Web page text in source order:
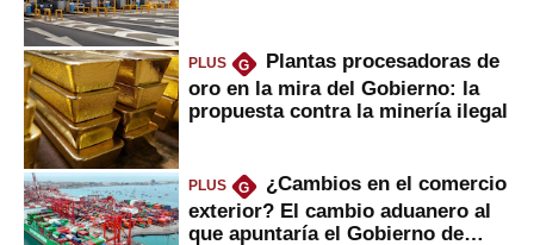
PLUS G
Plantas procesadoras de
oro en la mira del Gobierno: la
propuesta contra la minería ilegal
PLUS G
¿Cambios en el comercio
exterior? El cambio aduanero al
que apuntaría el Gobierno de